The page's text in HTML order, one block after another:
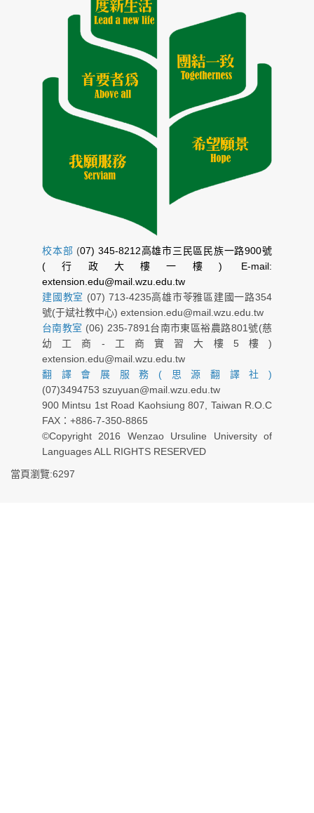
校本部 (07) 345-8212高雄市三民區民族一路900號
(行政大樓一樓) E-mail:
extension.edu@mail.wzu.edu.tw
建國教室 (07) 713-4235高雄市苓雅區建國一路354
號(于斌社教中心) extension.edu@mail.wzu.edu.tw
台南教室 (06) 235-7891台南市東區裕農路801號(慈
幼工商-工商實習大樓5樓)
extension.edu@mail.wzu.edu.tw
翻譯會展服務(思源翻譯社)
(07)3494753 szuyuan@mail.wzu.edu.tw
900 Mintsu 1st Road Kaohsiung 807, Taiwan R.O.C
FAX：+886-7-350-8865
©Copyright 2016 Wenzao Ursuline University of
Languages ALL RIGHTS RESERVED
當頁瀏覽:6297